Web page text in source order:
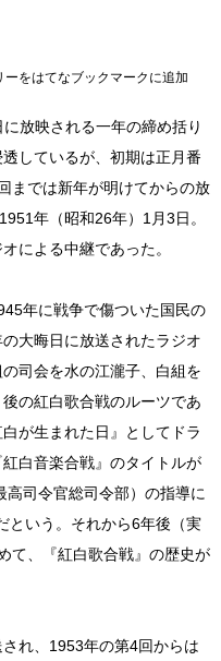
放映される一年の締め括り
しているが、初期は正月番
までは新年が明けてからの放
年（昭和26年）1月3日。
による中継であった。
年に戦争で傷ついた国民の
大晦日に放送されたラジオ
司会を水の江瀧子、白組を
の紅白歌合戦のルーツであ
が生まれた日』としてドラ
白音楽合戦』のタイトルが
司令官総司令部）の指導に
という。それから6年後（実
て、『紅白歌合戦』の歴史が
れ、1953年の第4回からは